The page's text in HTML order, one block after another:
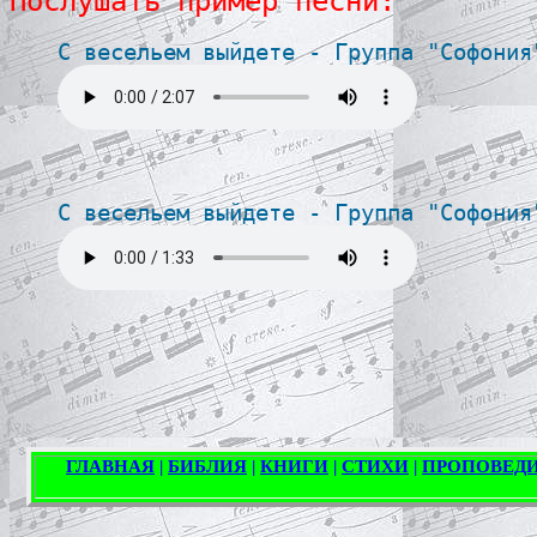
С весельем выйдете - Группа
С весельем выйдете - Группа